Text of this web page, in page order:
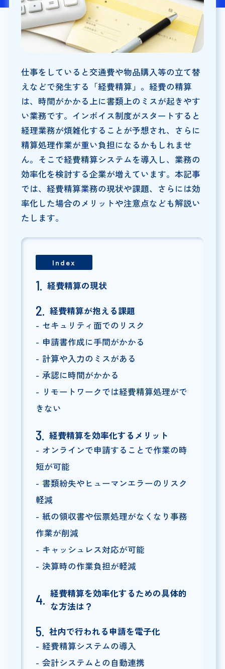
仕事をしていると交通費や物品購入等の立て替
えなどで発生する「経費精算」。経費の精算
は、時間がかかる上に書類上のミスが起きやす
い業務です。インボイス制度がスタートすると
経理業務が煩雑化することが予想され、さらに
精算処理作業が重い負担になるかもしれませ
ん。そこで経費精算システムを導入し、業務の
効率化を検討する企業が増えています。本記事
では、経費精算業務の現状や課題、さらには効
率化した場合のメリットや注意点なども解説い
たします。
Index
経費精算の現状
経費精算が抱える課題
セキュリティ面でのリスク
申請書作成に手間がかかる
計算や入力のミスがある
承認に時間がかかる
リモートワークでは経費精算処理がで
きない
経費精算を効率化するメリット
オンラインで申請することで作業の時
短が可能
書類紛失やヒューマンエラーのリスク
軽減
紙の領収書や伝票処理がなくなり事務
作業が削減
キャッシュレス対応が可能
決算時の作業負担が軽減
経費精算を効率化するための具体的
な方法は？
社内で行われる申請を電子化
経費精算システムの導入
会計システムとの自動連携